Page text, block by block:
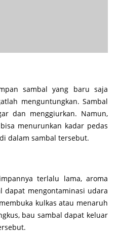
sambal yang baru saja
menguntungkan. Sambal
dan menggiurkan. Namun,
menurunkan kadar pedas
dalam sambal tersebut.
terlalu lama, aroma
dapat mengontaminasi udara
kulkas atau menaruh
bau sambal dapat keluar